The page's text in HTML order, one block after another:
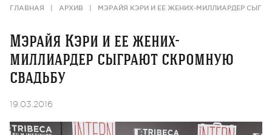
ГЛАВНАЯ АРХИВ МЭРАЙЯ КЭРИ И ЕЕ ЖЕНИХ-МИЛЛИАРДЕР
Мэрайя Кэри и ее жених-
миллиардер сыграют скромную
свадьбу
19.03.2016